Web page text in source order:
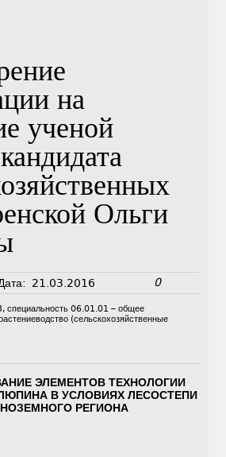
на
ученой
Ольги
21.03.2016 0
, специальность 06.01.01 – общее
(сельскохозяйственные
ЭЛЕМЕНТОВ ТЕХНОЛОГИИ
В УСЛОВИЯХ ЛЕСОСТЕПИ
РЕГИОНА